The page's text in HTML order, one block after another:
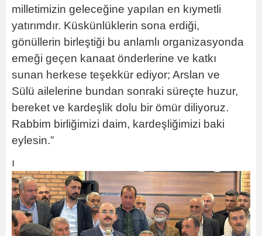
milletimizin geleceğine yapılan en kıymetli
yatırımdır. Küskünlüklerin sona erdiği,
gönüllerin birleştiği bu anlamlı organizasyonda
emeği geçen kanaat önderlerine ve katkı
sunan herkese teşekkür ediyor; Arslan ve
Sülü ailelerine bundan sonraki süreçte huzur,
bereket ve kardeşlik dolu bir ömür diliyoruz.
Rabbim birliğimizi daim, kardeşliğimizi baki
eylesin.”
ı